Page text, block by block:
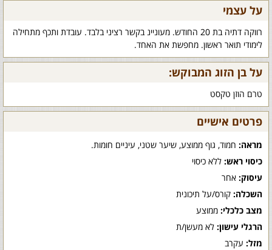
על עצמי
רווקה דתיה בת 20 החודש. מעוניינ בקשר רציני בלבד. עובדת ותכף מתחילה
לימודי תואר ראשון. מחפשת את האחד.
על בן הזוג המבוקש:
טרם הוזן טקסט
פרטים אישיים
מראה: חמוד, גוף ממוצע, שיער שטני, עיניים חומות.
כיסוי ראש: ללא כיסוי
עיסוק: אחר
השכלה: קורס/על תיכונית
מצב כלכלי: ממוצע
הרגלי עישון: לא מעשן/ת
מזל: עקרב